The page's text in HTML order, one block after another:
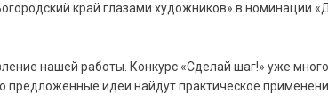
край глазами художников» в номинации
нашей работы. Конкурс «Сделай шаг!» уже
идеи найдут практическое